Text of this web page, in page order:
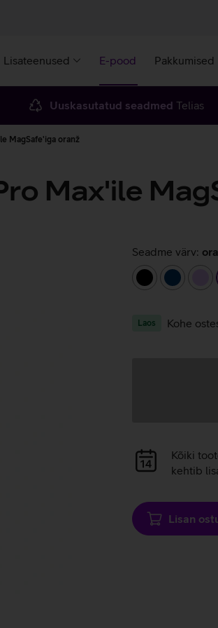
Lisateenused E-pood Pakkumised
Uuskasutatud seadmed Telias
MagSafe'iga oranž
Max'ile
Seadme värv:
must
Laos Kohe
Andmete
laadimine
Kõiki
kehtib
Lisan